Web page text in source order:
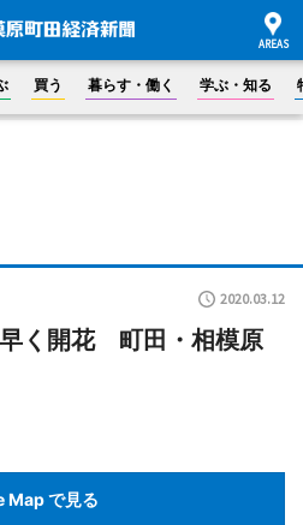
買う 暮らす・働く 学ぶ・知る
2020.03.12
く開花 町田・相模原
Map で見る